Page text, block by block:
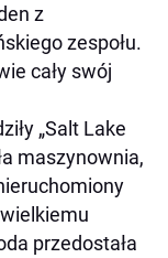
z
zespołu.
cały swój
„Salt Lake
maszynownia,
przedostała